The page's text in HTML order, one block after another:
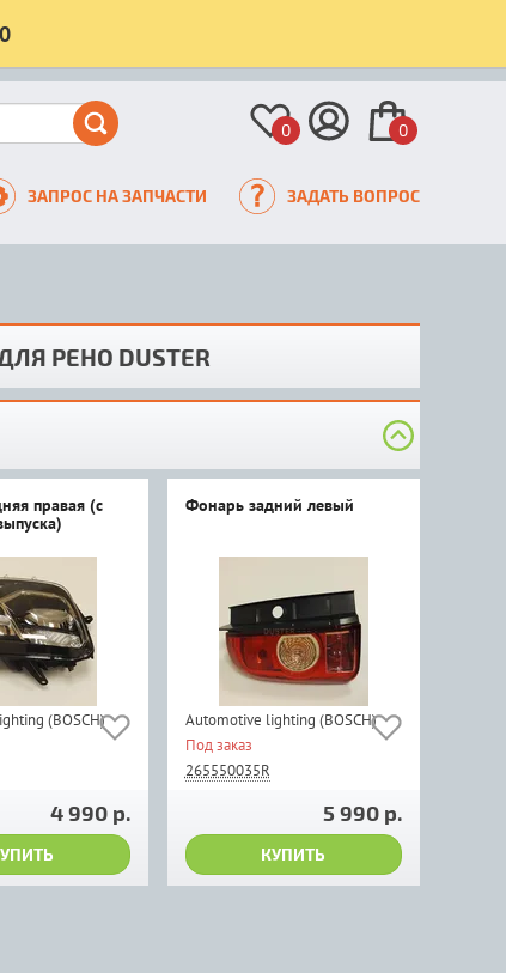
0 0
ЗАПРОС НА ЗАПЧАСТИ ЗАДАТЬ ВОПРОС
РЕНО DUSTER
правая (с
(BOSCH)
4 990 р.
Фонарь задний левый
Automotive lighting (BOSCH)
Под заказ
265550035R
5 990 р.
КУПИТЬ